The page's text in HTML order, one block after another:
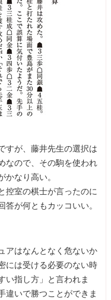
すが、藤井先生の選択は
なので、その駒を使われ
かなり高い。
控室の棋士が言ったのに
が何ともカッコいい。
アはなんとなく危ないか
には受ける必要のない時
い指し方」と言われま
違いで勝つことができま